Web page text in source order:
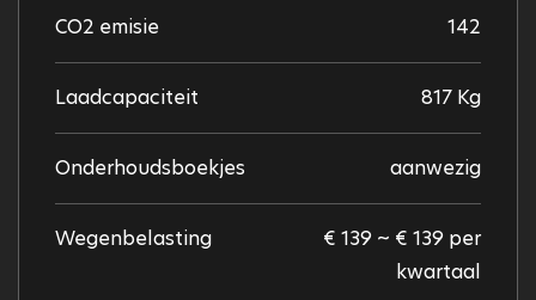
CO2 emisie 142
Laadcapaciteit 817 Kg
Onderhoudsboekjes aanwezig
Wegenbelasting
€ 139 ~ € 139 per
kwartaal